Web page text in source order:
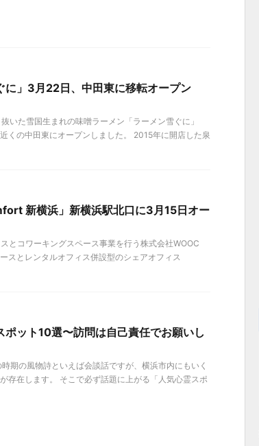
に」3月22日、中田東に移転オープン
いた雪国生まれの味噌ラーメン「ラーメン雪ぐに」
くの中田東にオープンしました。 2015年に開店した泉
新横浜」新横浜駅北口に3⽉15⽇オー
とコワーキングスペース事業を⾏う株式会社WOOC
スとレンタルオフィス併設型のシェアオフィス
ポット10選〜訪問は自己責任でお願いし
期の風物詩といえば会談話ですが、横浜市内にもいく
存在します。 そこで必ず話題に上がる「人気心霊スポ